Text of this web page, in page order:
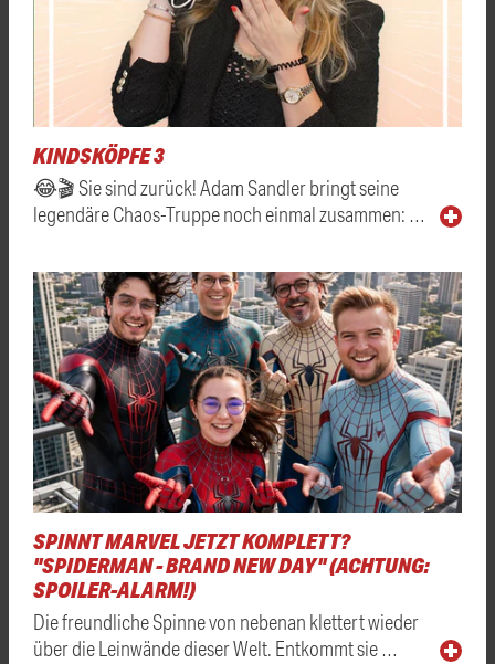
KINDSKÖPFE 3
😂🎬 Sie sind zurück! Adam Sandler bringt seine
legendäre Chaos-Truppe noch einmal zusammen: …
SPINNT MARVEL JETZT KOMPLETT?
"SPIDERMAN - BRAND NEW DAY" (ACHTUNG:
SPOILER-ALARM!)
Die freundliche Spinne von nebenan klettert wieder
über die Leinwände dieser Welt. Entkommt sie …